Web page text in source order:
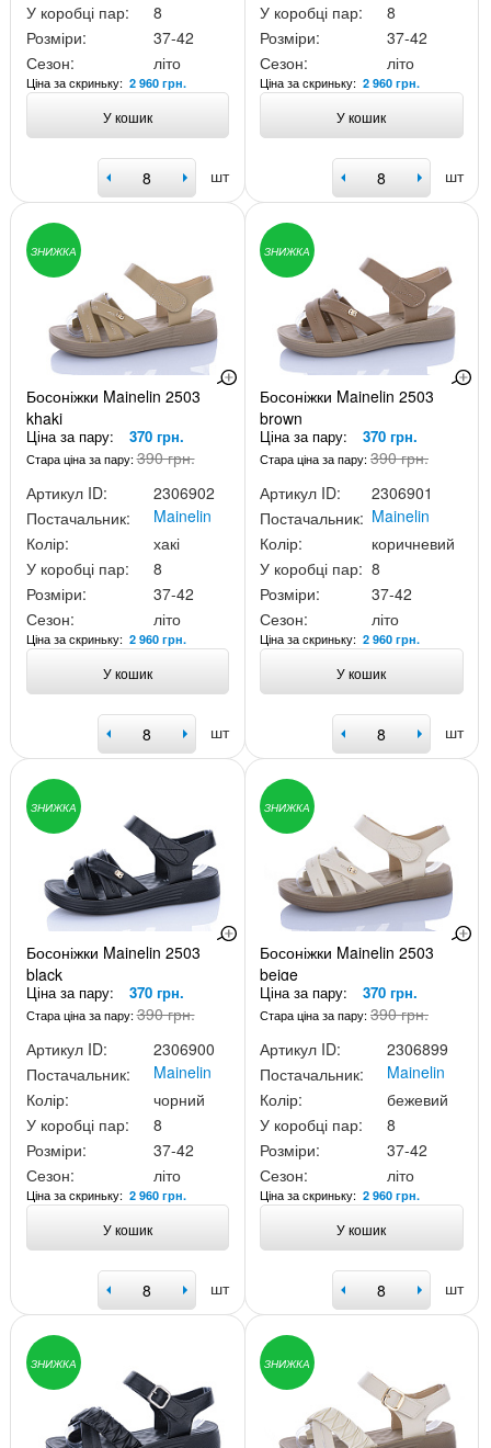
У коробці пар:
8
Розміри:
37-42
Сезон:
літо
Ціна за скриньку: 2 960 грн.
У кошик
шт
У коробці пар:
8
Розміри:
37-42
Сезон:
літо
Ціна за скриньку:2 960 грн.
У кошик
шт
ЗНИЖКА
Босоніжки Mainelin 2503
khaki
Ціна за пару: 370 грн.
Стара ціна за пару:390 грн.
Артикул ID:
2306902
Постачальник:
Mainelin
Колір:
хакі
У коробці пар:
8
Розміри:
37-42
Сезон:
літо
Ціна за скриньку: 2 960 грн.
У кошик
шт
ЗНИЖКА
Босоніжки Mainelin 2503
brown
Ціна за пару: 370 грн.
Стара ціна за пару:390 грн.
Артикул ID:
2306901
Постачальник: Mainelin
Колір:
коричневий
У коробці пар: 8
Розміри:
37-42
Сезон:
літо
Ціна за скриньку:2 960 грн.
У кошик
шт
ЗНИЖКА
Босоніжки Mainelin 2503
black
Ціна за пару: 370 грн.
Стара ціна за пару:390 грн.
Артикул ID:
2306900
Постачальник:
Mainelin
Колір:
чорний
У коробці пар:
8
Розміри:
37-42
Сезон:
літо
Ціна за скриньку: 2 960 грн.
У кошик
шт
ЗНИЖКА
Босоніжки Mainelin 2503
beige
Ціна за пару: 370 грн.
Стара ціна за пару:390 грн.
Артикул ID:
2306899
Постачальник:
Mainelin
Колір:
бежевий
У коробці пар:
8
Розміри:
37-42
Сезон:
літо
Ціна за скриньку:2 960 грн.
У кошик
шт
ЗНИЖКА ЗНИЖКА